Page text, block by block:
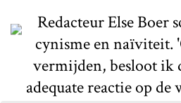
Redacteur Else Boer
cynisme en naïviteit.
vermijden, besloot ik
adequate reactie op de